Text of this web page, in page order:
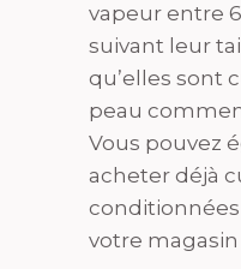
vapeur entre
suivant leur
qu’elles sont
peau
Vous pouvez
acheter déjà
conditionnées
votre magasin